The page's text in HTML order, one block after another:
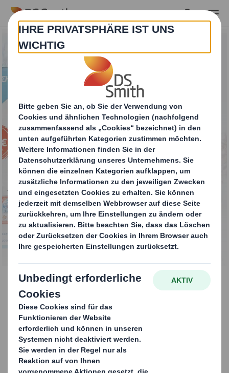
Skip to main content
Innovative
Omnichannel-
Verpackungen
MEHR ERFAHREN
Veränderung leben
Ziel war es, eine verbraucher- und umweltfreundliche
Multipack-Lösung für verschiedene Vertriebskanäle zu
entwickeln. Gemeinsam mit Unilever gestalteten wir